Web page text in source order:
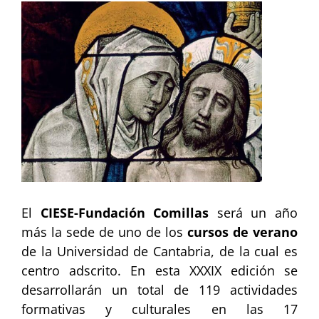
View
Larger
Image
El CIESE-Fundación Comillas será un año
más la sede de uno de los cursos de verano
de la Universidad de Cantabria, de la cual es
centro adscrito. En esta XXXIX edición se
desarrollarán un total de 119 actividades
formativas y culturales en las 17